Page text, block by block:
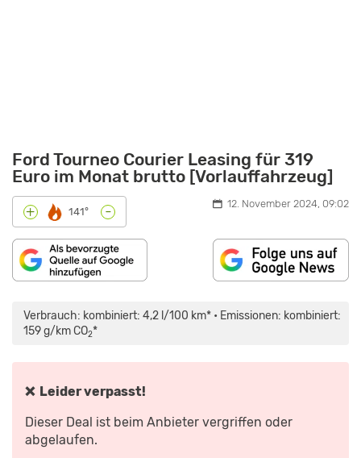
Ford Tourneo Courier Leasing für 319
Euro im Monat brutto [Vorlauffahrzeug]
+ 141° - 12. November 2024, 09:02
Verbrauch: kombiniert: 4,2 l/100 km* • Emissionen: kombiniert:
159 g/km CO2*
❌ Leider verpasst!
Dieser Deal ist beim Anbieter vergriffen oder
abgelaufen.
COURIER
(2024)
ALLES
22.075€!
FAHRBERICHT
REVIEW
TEST“
VON